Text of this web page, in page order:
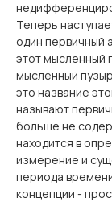
Теперь
один первичный
этот мысленный
мысленный
это название
называют
больше не
находится в
измерение и
периода
концепции -